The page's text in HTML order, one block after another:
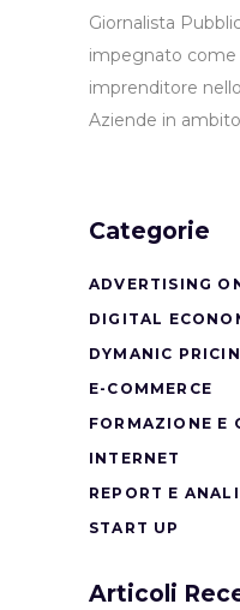
Giornalista
impegnato come
imprenditore
Aziende in ambito
Categorie
ADVERTISING
DIGITAL
DYMANIC
E-COMMERCE
FORMAZIONE E
INTERNET
REPORT E
START UP
Articoli